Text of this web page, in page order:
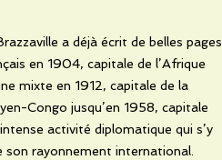
a déjà écrit de belles pages
en 1904, capitale de l’Afrique
mixte en 1912, capitale de la
Congo jusqu’en 1958, capitale
activité diplomatique qui s’y
rayonnement international.